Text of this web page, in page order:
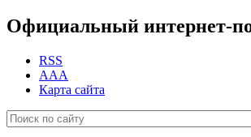
Официальный интернет-
RSS
AAA
Карта сайта